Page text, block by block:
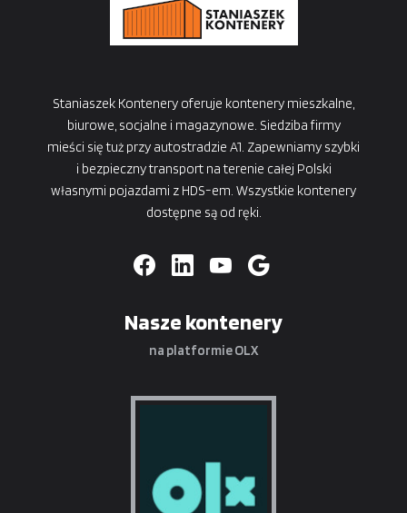
Staniaszek Kontenery oferuje kontenery mieszkalne,
biurowe, socjalne i magazynowe. Siedziba firmy
mieści się tuż przy autostradzie A1. Zapewniamy szybki
i bezpieczny transport na terenie całej Polski
własnymi pojazdami z HDS-em. Wszystkie kontenery
dostępne są od ręki.
Nasze kontenery
na platformie OLX